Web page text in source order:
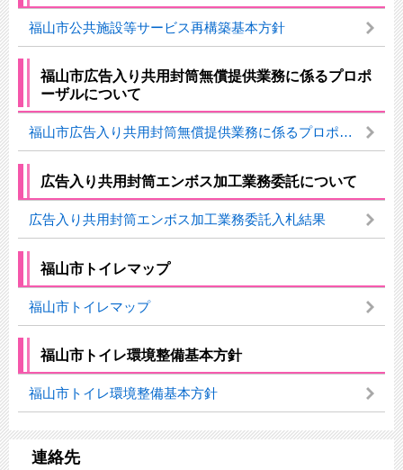
福山市公共施設等サービス再構築基本方針
福山市広告入り共用封筒無償提供業務に係るプロポ
ーザルについて
福山市広告入り共用封筒無償提供業務に係るプロポーザルについて
広告入り共用封筒エンボス加工業務委託について
広告入り共用封筒エンボス加工業務委託入札結果
福山市トイレマップ
福山市トイレマップ
福山市トイレ環境整備基本方針
福山市トイレ環境整備基本方針
連絡先